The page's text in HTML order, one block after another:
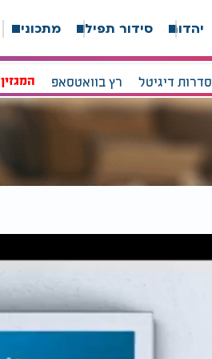
יהדות סידור תפילה מתכונים
סדרות דיגיטל רץ בוואטסאפ המגזין